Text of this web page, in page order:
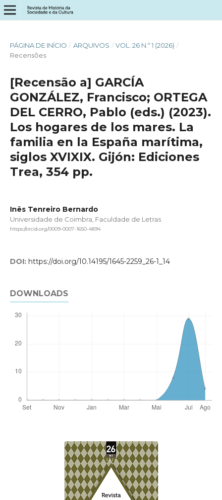
PÁGINA DE INÍCIO / ARQUIVOS / VOL. 26 N.º 1 (2026) /
Recensões
[Recensão a] GARCÍA
GONZÁLEZ, Francisco; ORTEGA
DEL CERRO, Pablo (eds.) (2023).
Los hogares de los mares. La
familia en la España marítima,
siglos XVIXIX. Gijón: Ediciones
Trea, 354 pp.
Inês Tenreiro Bernardo
Universidade de Coimbra, Faculdade de Letras
https://orcid.org/0009-0007-1650-4894
DOI: https://doi.org/10.14195/1645-2259_26-1_14
DOWNLOADS